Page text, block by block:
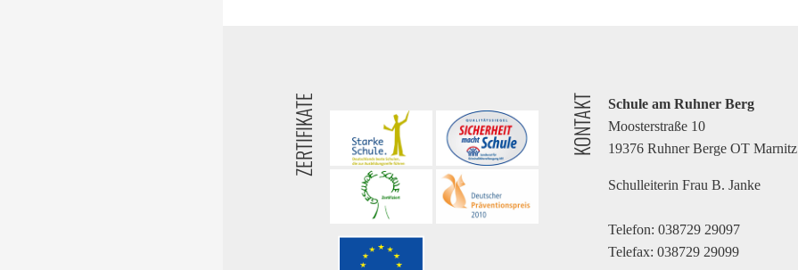
ZERTIFIKATE KONTAKT
Schule am Ruhner Berg
Moosterstraße 10
19376 Ruhner Berge OT Marnitz
Schulleiterin Frau B. Janke
Telefon: 038729 29097
Telefax: 038729 29099